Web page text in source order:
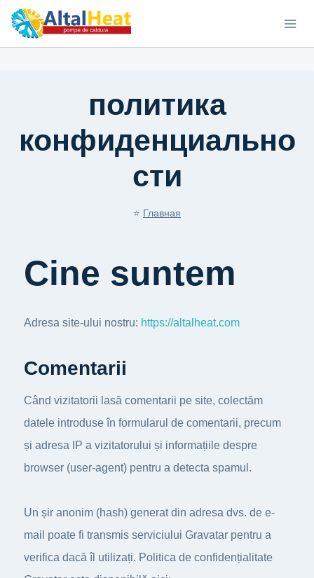
политика
конфиденциально
сти
⭐ Главная
Cine suntem
Adresa site-ului nostru: https://altalheat.com
Comentarii
Când vizitatorii lasă comentarii pe site, colectăm
datele introduse în formularul de comentarii, precum
și adresa IP a vizitatorului și informațiile despre
browser (user-agent) pentru a detecta spamul.
Un șir anonim (hash) generat din adresa dvs. de e-
mail poate fi transmis serviciului Gravatar pentru a
verifica dacă îl utilizați. Politica de confidențialitate